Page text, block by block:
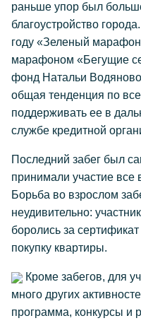
раньше упор был
благоустройство
году «Зеленый
марафоном «Бегущие
фонд Натальи
общая тенденция по
поддерживать ее в
службе кредитной
Последний забег был
принимали участие
Борьба во взрослом
неудивительно:
боролись за
покупку квартиры.
Кроме забегов, для
много других
программа, конкурсы и